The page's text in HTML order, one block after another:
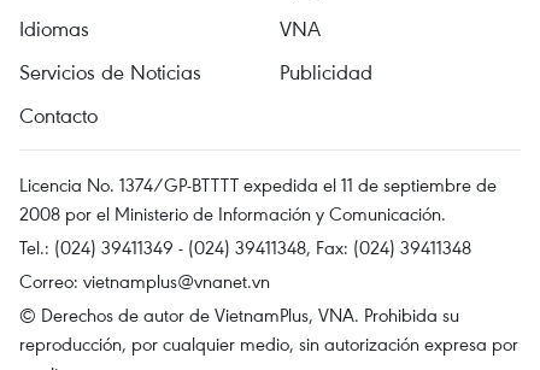
Idiomas
VNA
Servicios de Noticias
Publicidad
Contacto
Licencia No. 1374/GP-BTTTT expedida el 11 de septiembre de
2008 por el Ministerio de Información y Comunicación.
Tel.: (024) 39411349 - (024) 39411348, Fax: (024) 39411348
Correo: vietnamplus@vnanet.vn
© Derechos de autor de VietnamPlus, VNA. Prohibida su
reproducción, por cualquier medio, sin autorización expresa por